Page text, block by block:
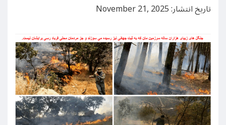
تاریخ انتشار: November 21, 2025